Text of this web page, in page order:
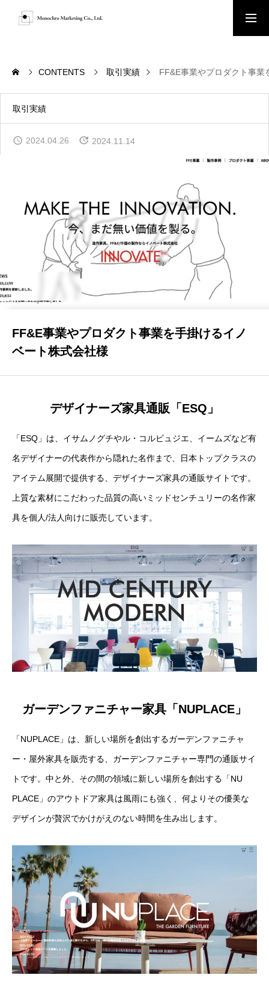
HOME
ABOUT
ACHIEVEMENTS
CONTACT
CONTENTS 取引実績 FF&E事業やプロダクト事
取引実績
2024.04.26 2024.11.14
FF&E事業やプロダクト事業を手掛けるイノ
ベート株式会社様
デザイナーズ家具通販「ESQ」
「ESQ」は、イサムノグチやル・コルビュジエ、イームズなど有
名デザイナーの代表作から隠れた名作まで、日本トップクラスの
アイテム展開で提供する、デザイナーズ家具の通販サイトです。
上質な素材にこだわった品質の高いミッドセンチュリーの名作家
具を個人/法人向けに販売しています。
ガーデンファニチャー家具「NUPLACE」
「NUPLACE」は、新しい場所を創出するガーデンファニチャ
ー・屋外家具を販売する、ガーデンファニチャー専門の通販サイ
トです。中と外、その間の領域に新しい場所を創出する「NU
PLACE」のアウトドア家具は風雨にも強く、何よりその優美な
デザインが贅沢でかけがえのない時間を生み出します。